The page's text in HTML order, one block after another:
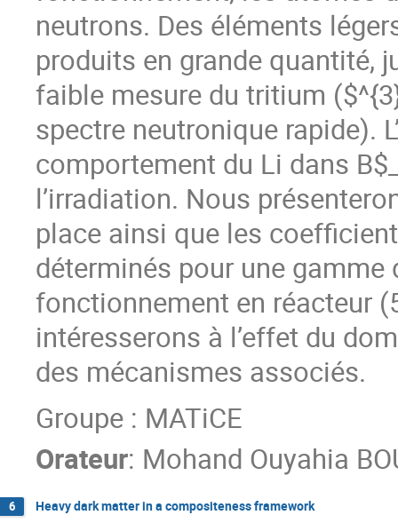
neutrons. Des éléments
produits en grande quantité,
faible mesure du tritium
spectre neutronique rapide).
comportement du Li dans
l’irradiation. Nous
place ainsi que les
déterminés pour une
fonctionnement en réacteur
intéresserons à l’effet du
des mécanismes associés.
Groupe : MATiCE
Orateur: Mohand Ouyahia
6 Heavy dark matter in a compositeness framework